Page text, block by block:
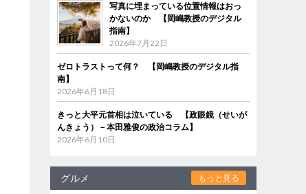
写真に埋まっている位置情報はおっ
かないのか 【岡嶋教授のデジタル
指南】
2026年7月22日
ゼロトラストって何？ 【岡嶋教授のデジタル指
南】
2026年6月18日
きっと大平元首相は泣いている 【政眼鏡（せいが
んきょう）－本田雅俊の政治コラム】
2026年6月10日
グルメ もっと見る